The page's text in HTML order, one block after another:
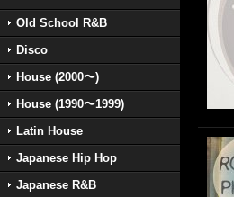
Old School R&B
Disco
House (2000〜)
House (1990〜1999)
Latin House
Japanese Hip Hop
Japanese R&B